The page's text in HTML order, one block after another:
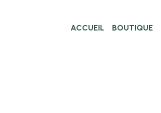
ACCUEIL BOUTIQUE